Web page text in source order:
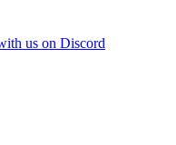
us on Discord